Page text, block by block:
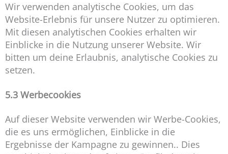
Wir verwenden analytische Cookies, um das
Website-Erlebnis für unsere Nutzer zu optimieren.
Mit diesen analytischen Cookies erhalten wir
Einblicke in die Nutzung unserer Website. Wir
bitten um deine Erlaubnis, analytische Cookies zu
setzen.
5.3 Werbecookies
Auf dieser Website verwenden wir Werbe-Cookies,
die es uns ermöglichen, Einblicke in die
Ergebnisse der Kampagne zu gewinnen.. Dies